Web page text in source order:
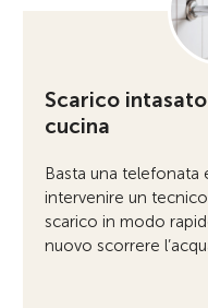
Scarico
cucina
Basta una telefonata
intervenire un
scarico in modo
nuovo scorrere